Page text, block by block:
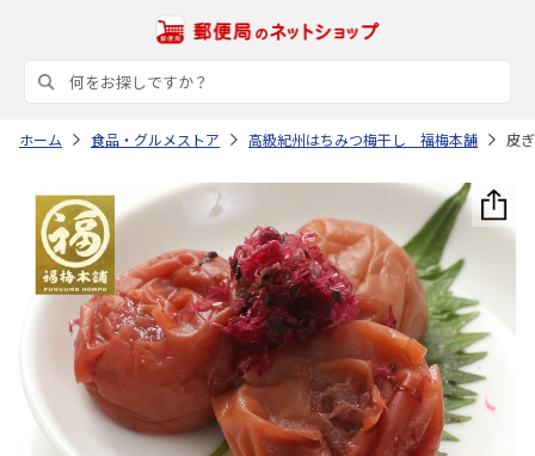
ホーム 食品・グルメストア 高級紀州はちみつ梅干し 福梅本舗 皮